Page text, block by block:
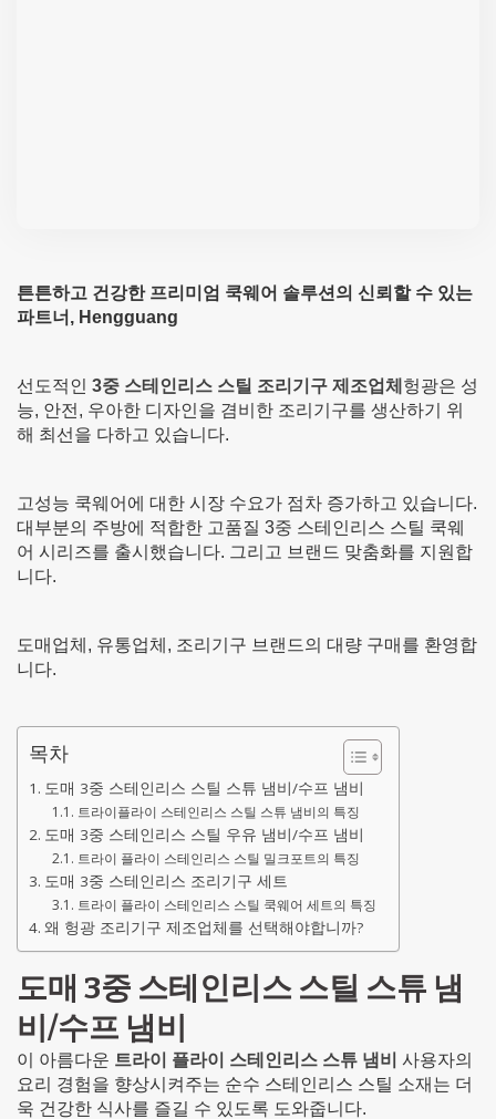
튼튼하고 건강한 프리미엄 쿡웨어 솔루션의 신뢰할 수 있는
파트너, Hengguang
선도적인 3중 스테인리스 스틸 조리기구 제조업체 헝광은 성
능, 안전, 우아한 디자인을 겸비한 조리기구를 생산하기 위
해 최선을 다하고 있습니다.
고성능 쿡웨어에 대한 시장 수요가 점차 증가하고 있습니다.
대부분의 주방에 적합한 고품질 3중 스테인리스 스틸 쿡웨
어 시리즈를 출시했습니다. 그리고 브랜드 맞춤화를 지원합
니다.
도매업체, 유통업체, 조리기구 브랜드의 대량 구매를 환영합
니다.
목차
도매 3중 스테인리스 스틸 스튜 냄비/수프 냄비
트라이플라이 스테인리스 스틸 스튜 냄비의 특징
도매 3중 스테인리스 스틸 우유 냄비/수프 냄비
트라이 플라이 스테인리스 스틸 밀크포트의 특징
도매 3중 스테인리스 조리기구 세트
트라이 플라이 스테인리스 스틸 쿡웨어 세트의 특징
왜 헝광 조리기구 제조업체를 선택해야합니까?
도매 3중 스테인리스 스틸 스튜 냄
비/수프 냄비
이 아름다운 트라이 플라이 스테인리스 스튜 냄비 사용자의
요리 경험을 향상시켜주는 순수 스테인리스 스틸 소재는 더
욱 건강한 식사를 즐길 수 있도록 도와줍니다.